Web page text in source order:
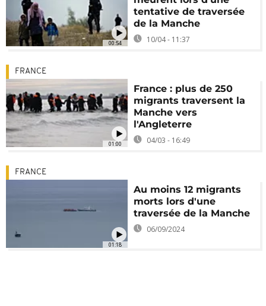
00:54
tentative de traversée
de la Manche
10/04 - 11:37
01:00
FRANCE
France : plus de 250
migrants traversent la
Manche vers
l'Angleterre
04/03 - 16:49
01:18
FRANCE
Au moins 12 migrants
morts lors d'une
traversée de la Manche
06/09/2024